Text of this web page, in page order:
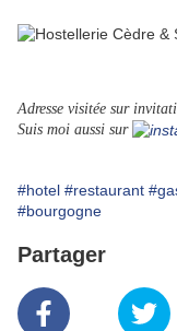
Adresse visitée sur
Suis moi aussi sur
#hotel #restaurant
#bourgogne
Partager